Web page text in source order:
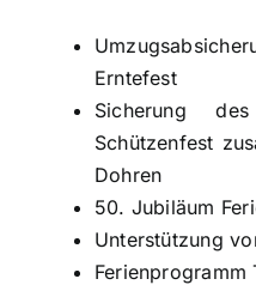
Erntefest
Sicherung
Schützenfest
Dohren
50. Jubiläum
Unterstützung
Ferienprogramm